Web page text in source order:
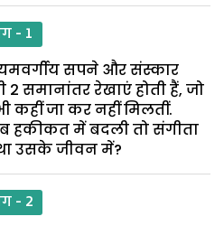
- 1
सपने और संस्कार
2 समानांतर रेखाएं होती हैं, जो
कहीं जा कर नहीं मिलतीं.
हकीकत में बदली तो संगीता
उसके जीवन में?
- 2